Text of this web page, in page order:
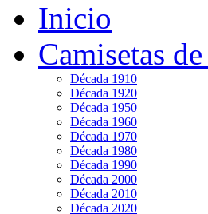
Inicio
Camisetas
Década 1910
Década 1920
Década 1950
Década 1960
Década 1970
Década 1980
Década 1990
Década 2000
Década 2010
Década 2020